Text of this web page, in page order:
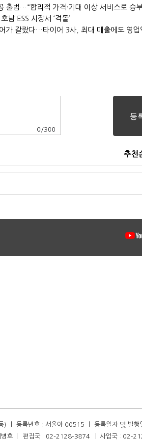
출범…“합리적 가격·기대 이상 서비스로 승
남 ESS 시장서 ‘격돌’
가 갈랐다…타이어 3사, 최대 매출에도 영업
0 /300
추천
) ㅣ 등록번호 : 서울아 00515 ㅣ 등록일자 및 발
병호 ㅣ 편집국 : 02-2128-3874 ㅣ 사업국 : 02-